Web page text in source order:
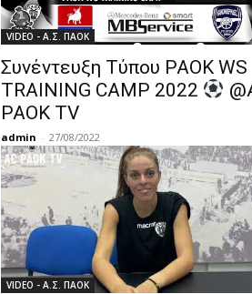
VIDEO - Α.Σ. ΠΑΟΚ
Συνέντευξη Τύπου PAOK WS
TRAINING CAMP 2022
PAOK TV
admin - 27/08/2022
VIDEO - Α.Σ. ΠΑΟΚ